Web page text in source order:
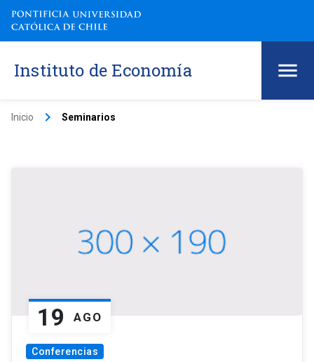
Instituto de Economía
Inicio keyboard_arrow_right Seminarios
19 AGO
Conferencias